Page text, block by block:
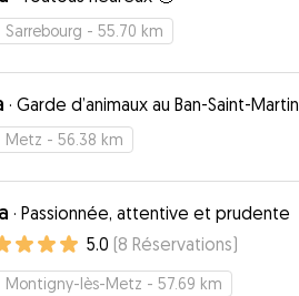
Sarrebourg - 55.70 km
· Garde d’animaux au Ban-Saint-Martin
Metz - 56.38 km
· Passionnée, attentive et prudente
5.0 (8 Réservations)
Montigny-lès-Metz - 57.69 km